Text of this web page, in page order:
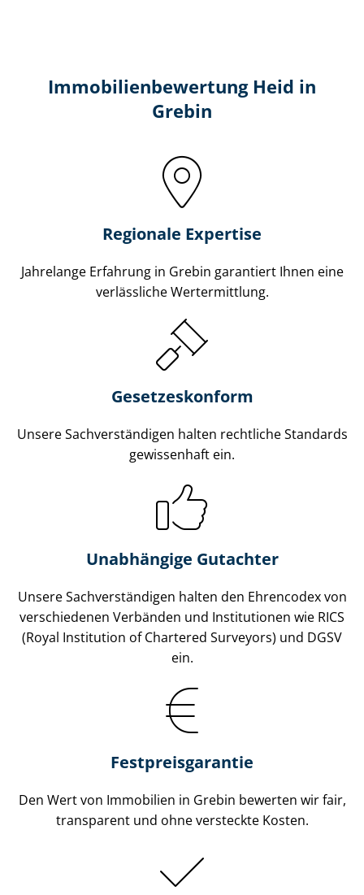
Immobilien­bewertung Heid in
Grebin
Regionale Expertise
Jahrelange Erfahrung in Grebin garantiert Ihnen eine
verlässliche Wertermittlung.
Gesetzes­konform
Unsere Sach­ver­stän­di­gen halten rechtliche Standards
gewissenhaft ein.
Unabhängige Gutachter
Unsere Sach­ver­stän­di­gen halten den Ehrencodex von
verschiedenen Verbänden und Institutionen wie RICS
(Royal Institution of Chartered Surveyors) und DGSV
ein.
Festpreis​garantie
Den Wert von Immobilien in Grebin bewerten wir fair,
transparent und ohne versteckte Kosten.